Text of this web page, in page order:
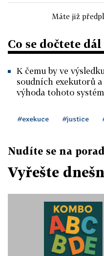
Máte již
Co se dočtete dál
K čemu by ve
soudních exekutorů
výhoda tohoto
#exekuce #justice
Nudíte se na
Vyřešte